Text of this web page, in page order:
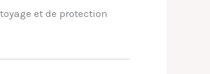
et de protection